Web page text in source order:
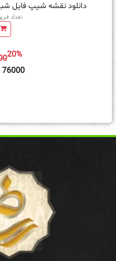
دانلود نقشه شیپ فایل
تعداد
20%
76000 تومان